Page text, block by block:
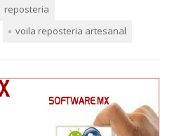
reposteria
voila reposteria artesanal